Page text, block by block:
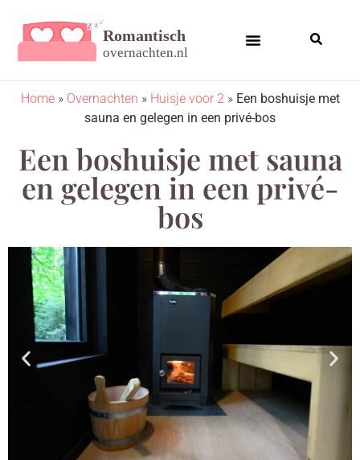
Home» Overnachten » Huisje voor 2» Een boshuisje met
sauna en gelegen in een privé-bos
Een boshuisje met sauna
en gelegen in een privé-
bos